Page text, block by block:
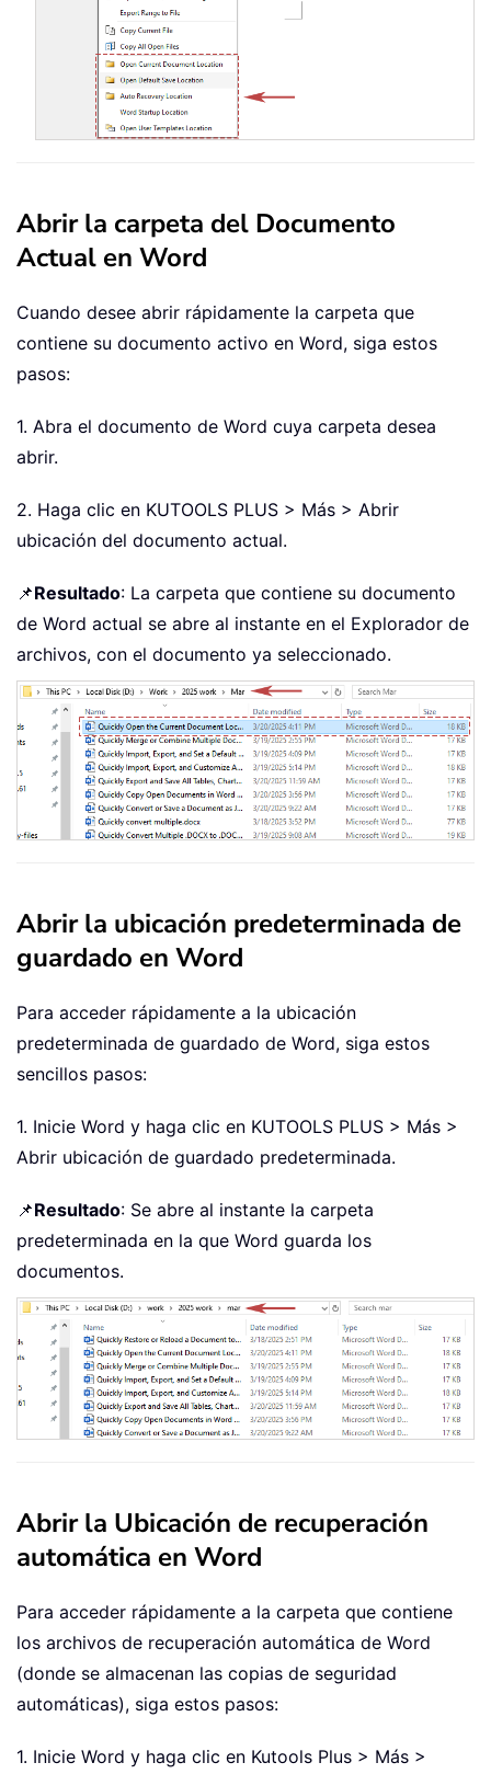
Abrir la carpeta del Documento
Actual en Word
Cuando desee abrir rápidamente la carpeta que
contiene su documento activo en Word, siga estos
pasos:
1. Abra el documento de Word cuya carpeta desea
abrir.
2. Haga clic en KUTOOLS PLUS > Más > Abrir
ubicación del documento actual.
📌Resultado: La carpeta que contiene su documento
de Word actual se abre al instante en el Explorador de
archivos, con el documento ya seleccionado.
Abrir la ubicación predeterminada de
guardado en Word
Para acceder rápidamente a la ubicación
predeterminada de guardado de Word, siga estos
sencillos pasos:
1. Inicie Word y haga clic en KUTOOLS PLUS > Más >
Abrir ubicación de guardado predeterminada.
📌Resultado: Se abre al instante la carpeta
predeterminada en la que Word guarda los
documentos.
Abrir la Ubicación de recuperación
automática en Word
Para acceder rápidamente a la carpeta que contiene
los archivos de recuperación automática de Word
(donde se almacenan las copias de seguridad
automáticas), siga estos pasos:
1. Inicie Word y haga clic en Kutools Plus > Más >